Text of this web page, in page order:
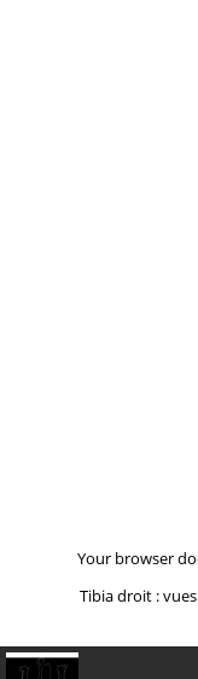
Your browser
Tibia droit :